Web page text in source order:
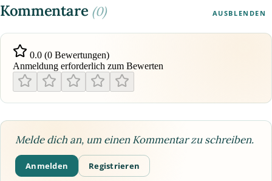
Kommentare (0) AUSBLENDEN
0.0 (0 Bewertungen)
Anmeldung erforderlich zum Bewerten
Melde dich an, um einen Kommentar zu schreiben.
Anmelden Registrieren